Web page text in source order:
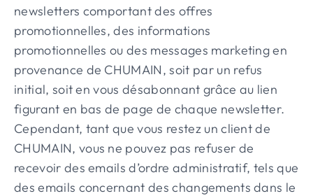
newsletters comportant des offres
promotionnelles, des informations
promotionnelles ou des messages marketing en
provenance de CHUMAIN, soit par un refus
initial, soit en vous désabonnant grâce au lien
figurant en bas de page de chaque newsletter.
Cependant, tant que vous restez un client de
CHUMAIN, vous ne pouvez pas refuser de
recevoir des emails d’ordre administratif, tels que
des emails concernant des changements dans le